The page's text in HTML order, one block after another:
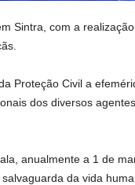
Sintra, com a
Proteção Civil a
dos diversos
anualmente a 1 de
da vida